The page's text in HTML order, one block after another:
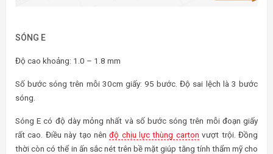
SÓNG E
Độ cao khoảng: 1.0 – 1.8 mm
Số bước sóng trên mỗi 30cm giấy: 95 bước. Độ sai lệch là 3 bước
sóng.
Sóng E có độ dày mỏng nhất và số bước sóng trên mỗi đoạn giấy
rất cao. Điều này tạo nênđộ chịu lực thùng carton vượt trội. Đồng
thời còn có thể in ấn sắc nét trên bề mặt giúp tăng tính thẩm mỹ cho